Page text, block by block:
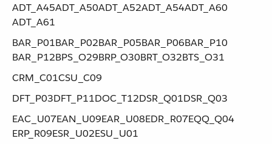
ADT_A45​ ​ADT_A50​ ​ADT_A52​ ​ADT_A54​ ​ADT_A60​ ​
ADT_A61
BAR_P01​ ​BAR_P02​ ​BAR_P05​ ​BAR_P06​ ​BAR_P10​ ​
BAR_P12​ ​BPS_O29​ ​BRP_O30​ ​BRT_O32​ ​BTS_O31
CRM_C01​ ​CSU_C09
DFT_P03​ ​DFT_P11​ ​DOC_T12​ ​DSR_Q01​ ​DSR_Q03
EAC_U07​ ​EAN_U09​ ​EAR_U08​ ​EDR_R07​ ​EQQ_Q04​ ​
ERP_R09​ ​ESR_U02​ ​ESU_U01